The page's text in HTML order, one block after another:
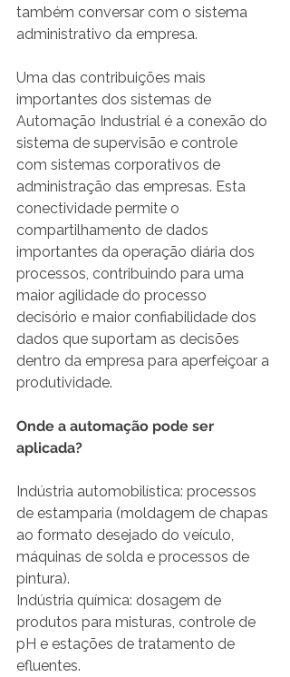
também conversar com o sistema
administrativo da empresa.
Uma das contribuições mais
importantes dos sistemas de
Automação Industrial é a conexão do
sistema de supervisão e controle
com sistemas corporativos de
administração das empresas. Esta
conectividade permite o
compartilhamento de dados
importantes da operação diária dos
processos, contribuindo para uma
maior agilidade do processo
decisório e maior confiabilidade dos
dados que suportam as decisões
dentro da empresa para aperfeiçoar a
produtividade.
Onde a automação pode ser
aplicada?
Indústria automobilística: processos
de estamparia (moldagem de chapas
ao formato desejado do veículo,
máquinas de solda e processos de
pintura).
Indústria química: dosagem de
produtos para misturas, controle de
pH e estações de tratamento de
efluentes.